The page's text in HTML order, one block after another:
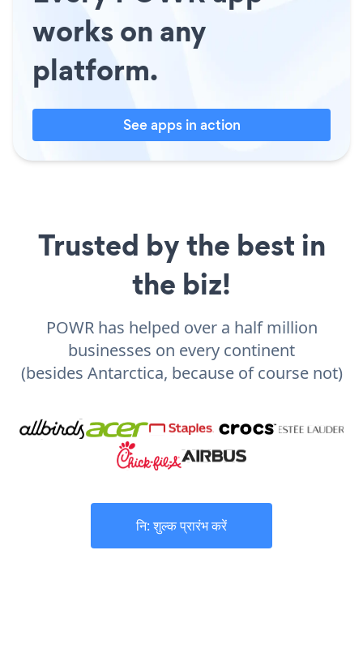
works on any
platform.
See apps in action
Trusted by the best in
the biz!
POWR has helped over a half million
businesses on every continent
(besides Antarctica, because of course not)
नि: शुल्क प्रारंभ करें